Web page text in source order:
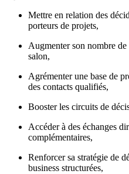
Mettre en relation des
porteurs de projets,
Augmenter son nombre
salon,
Agrémenter une base de
des contacts qualifiés,
Booster les circuits de
Accéder à des échanges
complémentaires,
Renforcer sa stratégie de
business structurées,